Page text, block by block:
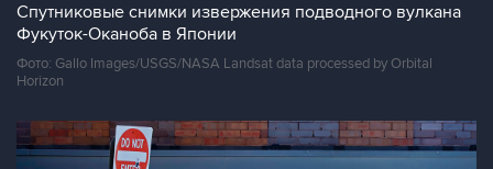
Спутниковые снимки извержения подводного вулкана
Фукуток-Оканоба в Японии
Фото: Gallo Images/USGS/NASA Landsat data processed by Orbital
Horizon